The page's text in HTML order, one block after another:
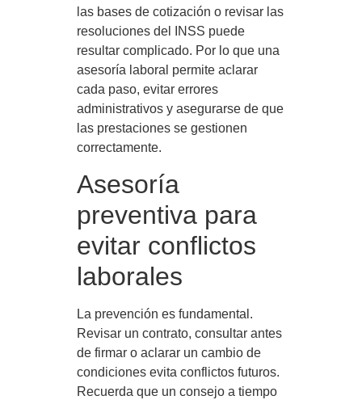
las bases de cotización o revisar las
resoluciones del INSS puede
resultar complicado. Por lo que una
asesoría laboral permite aclarar
cada paso, evitar errores
administrativos y asegurarse de que
las prestaciones se gestionen
correctamente.
Asesoría
preventiva para
evitar conflictos
laborales
La prevención es fundamental.
Revisar un contrato, consultar antes
de firmar o aclarar un cambio de
condiciones evita conflictos futuros.
Recuerda que un consejo a tiempo